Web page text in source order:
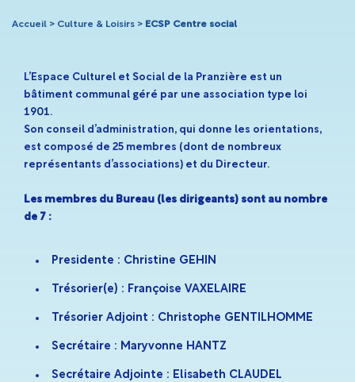
Accueil > Culture & Loisirs > ECSP Centre social
L’Espace Culturel et Social de la Pranzière est un
bâtiment communal géré par une association type loi
1901.
Son conseil d’administration, qui donne les orientations,
est composé de 25 membres (dont de nombreux
représentants d’associations) et du Directeur.
Les membres du Bureau (les dirigeants) sont au nombre
de 7 :
Presidente : Christine GEHIN
Trésorier(e) : Françoise VAXELAIRE
Trésorier Adjoint : Christophe GENTILHOMME
Secrétaire : Maryvonne HANTZ
Secrétaire Adjointe : Elisabeth CLAUDEL